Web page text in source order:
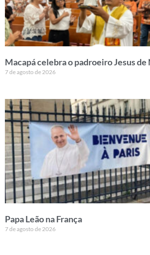
Macapá celebra o padroeiro Jesus de
7 de agosto de 2026
Papa Leão na França
7 de agosto de 2026